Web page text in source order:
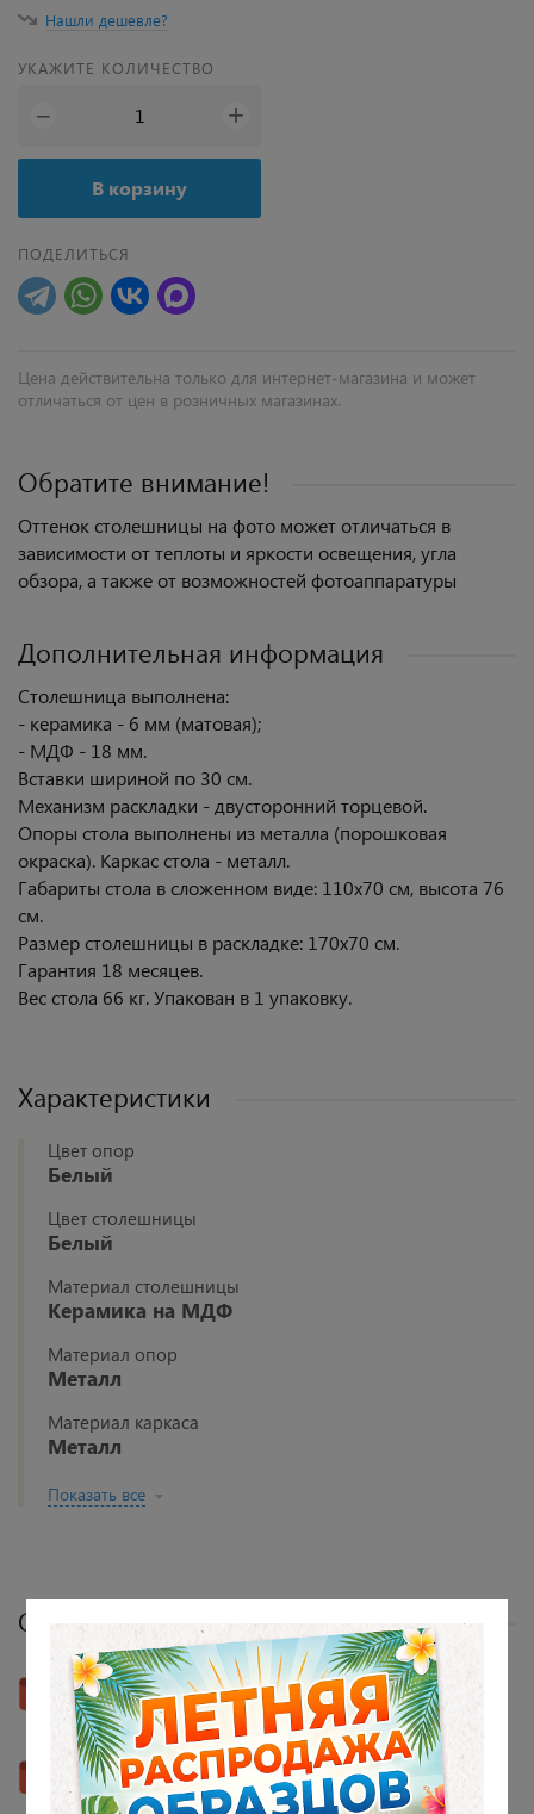
Нашли дешевле?
УКАЖИТЕ КОЛИЧЕСТВО
− +
В корзину
ПОДЕЛИТЬСЯ
Цена действительна только для интернет-магазина и может
отличаться от цен в розничных магазинах.
Обратите внимание!
Оттенок столешницы на фото может отличаться в
зависимости от теплоты и яркости освещения, угла
обзора, а также от возможностей фотоаппаратуры
Дополнительная информация
Столешница выполнена:
- керамика - 6 мм (матовая);
- МДФ - 18 мм.
Вставки шириной по 30 см.
Механизм раскладки - двусторонний торцевой.
Опоры стола выполнены из металла (порошковая
окраска). Каркас стола - металл.
Габариты стола в сложенном виде: 110х70 см, высота 76
см.
Размер столешницы в раскладке: 170х70 см.
Гарантия 18 месяцев.
Вес стола 66 кг. Упакован в 1 упаковку.
Характеристики
Цвет опор
Белый
Цвет столешницы
Белый
Материал столешницы
Керамика на МДФ
Материал опор
Металл
Материал каркаса
Металл
Показать все
Сборка - фото и видеоинструкции
Скачать инструкцию
Смотреть видеоинструкцию